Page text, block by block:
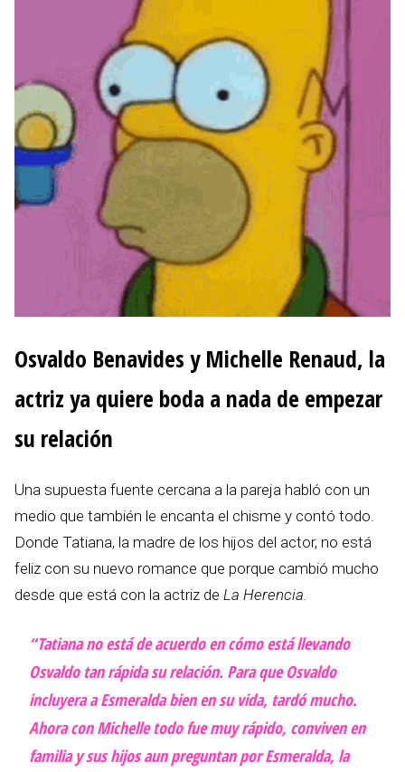
Osvaldo Benavides y Michelle Renaud, la
actriz ya quiere boda a nada de empezar
su relación
Una supuesta fuente cercana a la pareja habló con un
medio que también le encanta el chisme y contó todo.
Donde Tatiana, la madre de los hijos del actor, no está
feliz con su nuevo romance que porque cambió mucho
desde que está con la actriz de La Herencia.
“Tatiana no está de acuerdo en cómo está llevando
Osvaldo tan rápida su relación. Para que Osvaldo
incluyera a Esmeralda bien en su vida, tardó mucho.
Ahora con Michelle todo fue muy rápido, conviven en
familia y sus hijos aun preguntan por Esmeralda, la